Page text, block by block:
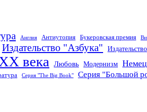
Англия Антиутопия Букеровская премия
Издательство "Азбука"
века Любовь Модернизм
Серия "The Big Book" Серия "Большой